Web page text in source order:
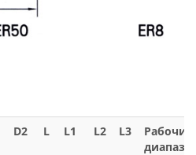
D2 L L1 L2 L3
Рабочий